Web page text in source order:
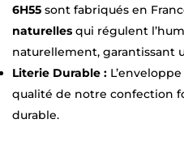
6H55sont fabriqués en
naturellesqui régulent
naturellement, garantissant
Literie Durable :L’enveloppe
qualité de notre confection
durable.